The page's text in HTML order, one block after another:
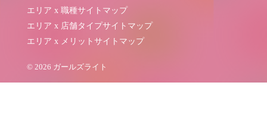
エリア x 職種サイトマップ
エリア x 店舗タイプサイトマップ
エリア x メリットサイトマップ
© 2026 ガールズライト